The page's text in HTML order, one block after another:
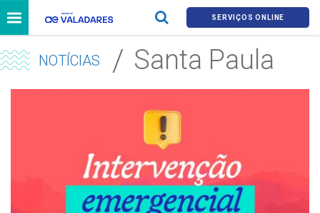
SERVIÇOS ONLINE
NOTÍCIAS Santa Paula